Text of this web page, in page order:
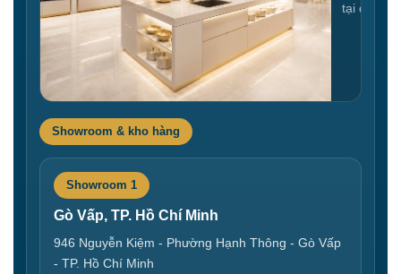
tại đây
Showroom & kho hàng
Showroom 1
Gò Vấp, TP. Hồ Chí Minh
946 Nguyễn Kiệm - Phường Hạnh Thông - Gò Vấp
- TP. Hồ Chí Minh